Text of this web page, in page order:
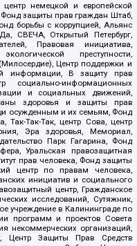
немецкой и европейской
Фонд защиты прав граждан Штаб,
борьбы с коррупцией, Альянс
СВЕЧА, Открытый Петербург,
Правовая инициатива,
преступности,
Центр поддержки и
информации, В защиту прав
информационных
и социальных движений,
здоровья и защиты прав
осужденным и их семьям, Фонд
Так-Так-Так, центр Сова, центр
Эра здоровья, Мемориал,
Парк Гагарина, Фонд
Уральская правозащитная
прав человека, Фонд защиты
центр по правам человека,
инициатив и социального
центр, Гражданское
исследований, Сутяжник,
в Калининграде по
программ и проектов Совета
некоммерческих организаций,
Центр Защиты Прав Средств